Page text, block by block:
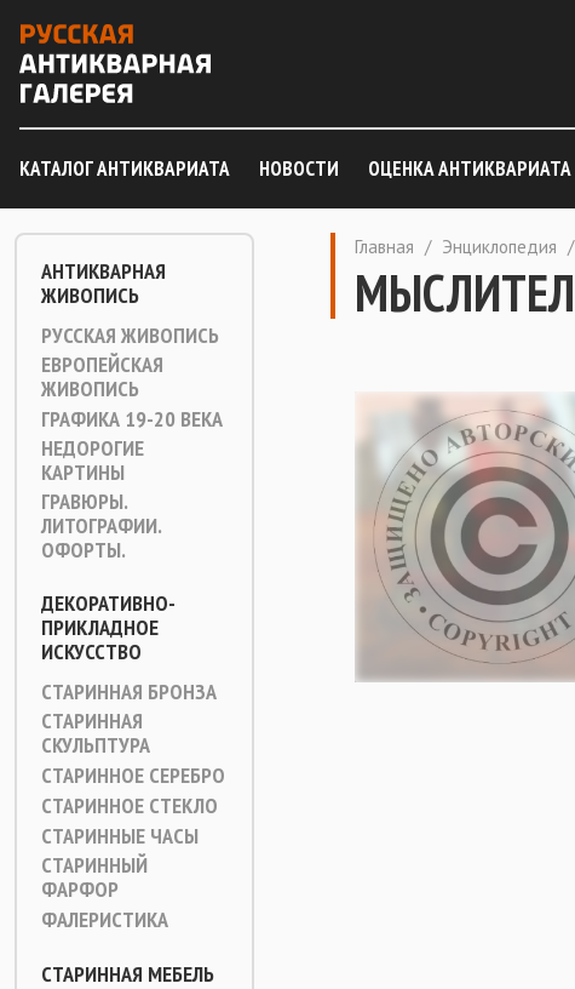
КАТАЛОГ АНТИКВАРИАТА НОВОСТИ ОЦЕНКА АНТИКВАРИАТА
АНТИКВАРНАЯ
ЖИВОПИСЬ
РУССКАЯ ЖИВОПИСЬ
ЕВРОПЕЙСКАЯ
ЖИВОПИСЬ
ГРАФИКА 19-20 ВЕКА
НЕДОРОГИЕ
КАРТИНЫ
ГРАВЮРЫ.
ЛИТОГРАФИИ.
ОФОРТЫ.
ДЕКОРАТИВНО-
ПРИКЛАДНОЕ
ИСКУССТВО
СТАРИННАЯ БРОНЗА
СТАРИННАЯ
СКУЛЬПТУРА
СТАРИННОЕ СЕРЕБРО
СТАРИННОЕ СТЕКЛО
СТАРИННЫЕ ЧАСЫ
СТАРИННЫЙ
ФАРФОР
ФАЛЕРИСТИКА
СТАРИННАЯ МЕБЕЛЬ
Главная / Энциклопедия /